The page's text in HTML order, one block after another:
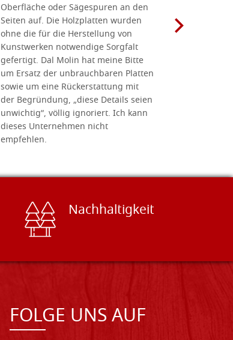
Oberfläche oder Sägespuren an den
Seiten auf. Die Holzplatten wurden
ohne die für die Herstellung von
Kunstwerken notwendige Sorgfalt
gefertigt. Dal Molin hat meine Bitte
um Ersatz der unbrauchbaren Platten
sowie um eine Rückerstattung mit
der Begründung, „diese Details seien
unwichtig“, völlig ignoriert. Ich kann
dieses Unternehmen nicht
empfehlen.
Nachhaltigkeit
FOLGE UNS AUF